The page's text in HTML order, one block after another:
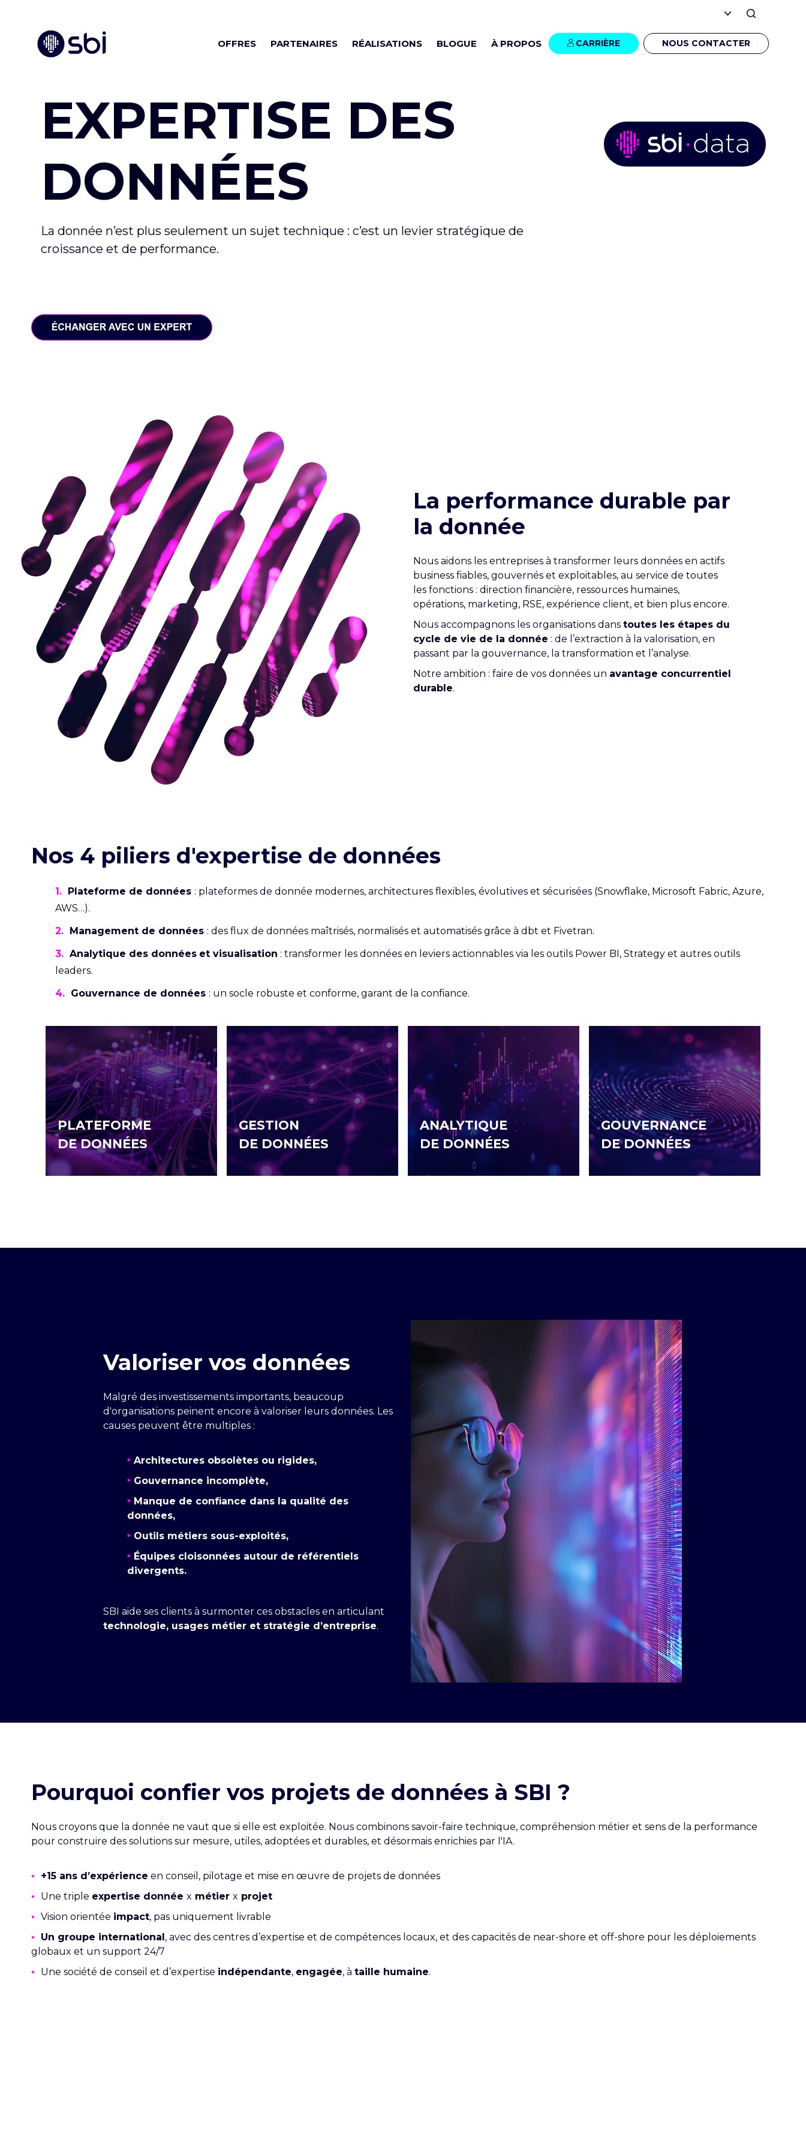
OFFRES PARTENAIRES RÉALISATIONS BLOGUE À PROPOS CARRIÈRE NOUS CONTACTER
EXPERTISE DES
DONNÉES
La donnée n’est plus seulement un sujet technique : c’est un levier stratégique de
croissance et de performance.
La performance durable par
la donnée
Nous aidons les entreprises à transformer leurs données en actifs
business fiables, gouvernés et exploitables, au service de toutes
les fonctions : direction financière, ressources humaines,
opérations, marketing, RSE, expérience client, et bien plus encore.
Nous accompagnons les organisations dans toutes les étapes du
cycle de vie de la donnée : de l’extraction à la valorisation, en
passant par la gouvernance, la transformation et l’analyse.
Notre ambition : faire de vos données un avantage concurrentiel
durable.
Nos 4 piliers d'expertise de données
1. Plateforme de données : plateformes de donnée modernes, architectures flexibles, évolutives et sécurisées (Snowflake, Microsoft Fabric, Azure,
AWS…).
2. Management de données : des flux de données maîtrisés, normalisés et automatisés grâce à dbt et Fivetran.
3. Analytique des données et visualisation : transformer les données en leviers actionnables via les outils Power BI, Strategy et autres outils
leaders.
4. Gouvernance de données : un socle robuste et conforme, garant de la confiance.
PLATEFORME
DE DONNÉES
GESTION
DE DONNÉES
ANALYTIQUE
DE DONNÉES
GOUVERNANCE
DE DONNÉES
Valoriser vos données
Malgré des investissements importants, beaucoup
d'organisations peinent encore à valoriser leurs données. Les
causes peuvent être multiples :
‣ Architectures obsolètes ou rigides,
‣ Gouvernance incomplète,
‣ Manque de confiance dans la qualité des
données,
‣ Outils métiers sous-exploités,
‣ Équipes cloisonnées autour de référentiels
divergents.
SBI aide ses clients à surmonter ces obstacles en articulant
technologie, usages métier et stratégie d’entreprise.
Pourquoi confier vos projets de données à SBI ?
Nous croyons que la donnée ne vaut que si elle est exploitée. Nous combinons savoir-faire technique, compréhension métier et sens de la performance
pour construire des solutions sur mesure, utiles, adoptées et durables, et désormais enrichies par l'IA.
• +15 ans d’expérience en conseil, pilotage et mise en œuvre de projets de données
• Une triple expertise donnée x métier x projet
• Vision orientée impact, pas uniquement livrable
• Un groupe international, avec des centres d’expertise et de compétences locaux, et des capacités de near-shore et off-shore pour les déploiements
globaux et un support 24/7
• Une société de conseil et d’expertise indépendante, engagée, à taille humaine.